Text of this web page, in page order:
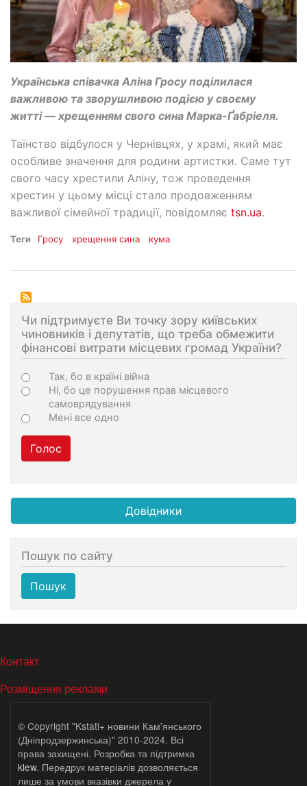
Українська співачка Аліна Гросу поділилася
важливою та зворушливою подією у своєму
житті — хрещенням свого сина Марка-Ґабріеля.
Таїнство відбулося у Чернівцях, у храмі, який має
особливе значення для родини артистки. Саме тут
свого часу хрестили Аліну, тож проведення
хрестин у цьому місці стало продовженням
важливої сімейної традиції, повідомляє tsn.ua.
Теги Гросу хрещення сина кума
Чи підтримуєте Ви точку зору київських
чиновників і депутатів, що треба обмежити
фінансові витрати місцевих громад України?
Варіанти
Так, бо в країні війна
Ні, бо це порушення прав місцевого
самоврядування
Мені все одно
Голос
Довідники
Пошук по сайту
Пошук
МЕНЮ В ПОДВАЛЕ
Контакт
Розміщення реклами
© Copyright "Kstati+ новини Кам'янського
(Дніпродзержинська)" 2010-2024. Всі
права захищені. Розробка та підтримка
klew. Передрук матеріалів дозволяється
лише за умови вказівки джерела у